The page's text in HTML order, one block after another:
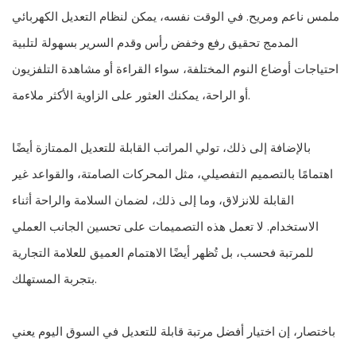
ملمس ناعم ومريح. في الوقت نفسه، يمكن لنظام التعديل الكهربائي
المدمج تحقيق رفع وخفض رأس وقدم السرير بسهولة لتلبية
احتياجات أوضاع النوم المختلفة، سواء القراءة أو مشاهدة التلفزيون
أو الراحة، يمكنك العثور على الزاوية الأكثر ملاءمة.
بالإضافة إلى ذلك، تولي المراتب القابلة للتعديل الممتازة أيضًا
اهتمامًا بالتصميم التفصيلي، مثل المحركات الصامتة، والقواعد غير
القابلة للانزلاق، وما إلى ذلك، لضمان السلامة والراحة أثناء
الاستخدام. لا تعمل هذه التصميمات على تحسين الجانب العملي
للمرتبة فحسب، بل تُظهر أيضًا الاهتمام العميق للعلامة التجارية
بتجربة المستهلك.
باختصار، إن اختيار أفضل مرتبة قابلة للتعديل في السوق اليوم يعني